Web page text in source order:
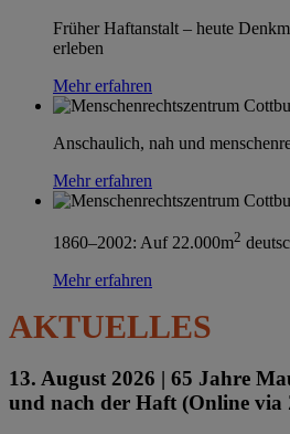
Früher Haftanstalt – heute
erleben
Mehr erfahren
Anschaulich, nah und
Mehr erfahren
1860–2002: Auf 22.000m2
Mehr erfahren
AKTUELLES
13. August 2026 | 65 Jahre
und nach der Haft (Online via